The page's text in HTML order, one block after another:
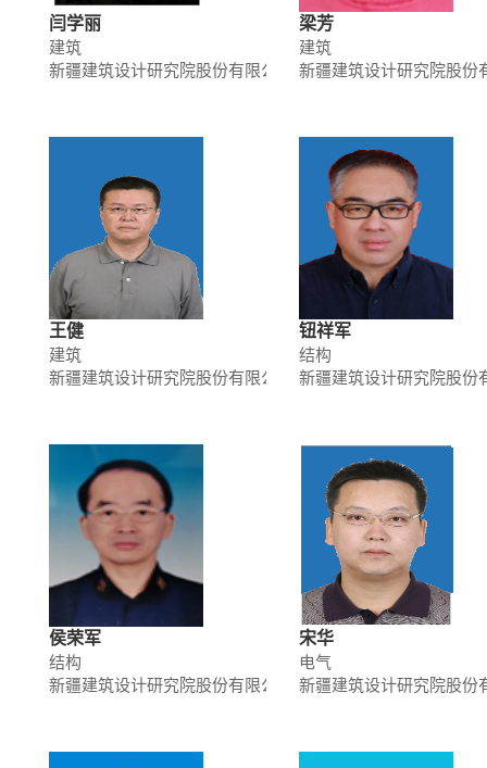
闫学丽
建筑
新疆建筑设计研究院股份有限公司
梁芳
建筑
新疆建筑设计研究院股份
王健
建筑
新疆建筑设计研究院股份有限公司
钮祥军
结构
新疆建筑设计研究院股份
侯荣军
结构
新疆建筑设计研究院股份有限公司
宋华
电气
新疆建筑设计研究院股份